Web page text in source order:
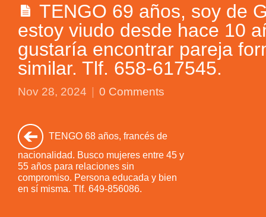
TENGO 69 años, soy de
estoy viudo desde hace 10
gustaría encontrar pareja
similar. Tlf. 658-617545.
Nov 28, 2024 0 Comments
TENGO 68 años, francés de
nacionalidad. Busco mujeres entre 45 y
55 años para relaciones sin
compromiso. Persona educada y bien
en sí misma. Tlf. 649-856086.